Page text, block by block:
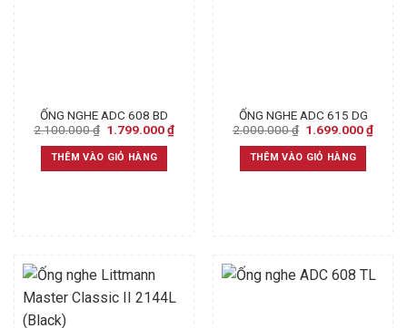
ỐNG NGHE ADC 608 BD
2.100.000₫ Original
was:
2.100.000 ₫.
1.799.000₫Current
THÊM VÀO GIỎ HÀNG
ỐNG NGHE ADC 615 DG
2.000.000₫ Original
was:
2.000.000 ₫.
1.699.000₫
THÊM VÀO GIỎ HÀNG